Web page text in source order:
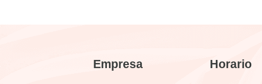
Empresa Horario